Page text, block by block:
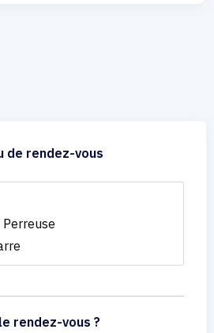
de rendez-vous
rendez-vous ?